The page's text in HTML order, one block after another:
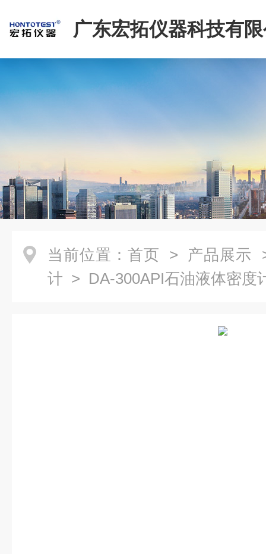
广东宏拓仪器科技有
当前位置： 首页 > 产品展示
计 > DA-300API石油液体密度